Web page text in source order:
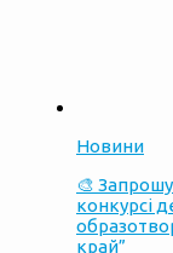
Новини
🎨
конкурсі
край”